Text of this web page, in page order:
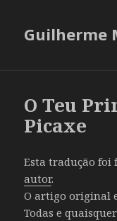
Guilherme
O Teu
Picaxe
Esta tradução foi
autor.
O artigo original
Todas e